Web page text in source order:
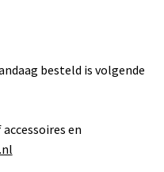
besteld is volgende
en